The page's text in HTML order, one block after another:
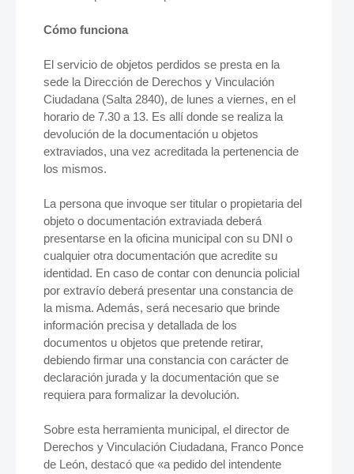
Cómo funciona
El servicio de objetos perdidos se presta en la
sede la Dirección de Derechos y Vinculación
Ciudadana (Salta 2840), de lunes a viernes, en el
horario de 7.30 a 13. Es allí donde se realiza la
devolución de la documentación u objetos
extraviados, una vez acreditada la pertenencia de
los mismos.
La persona que invoque ser titular o propietaria del
objeto o documentación extraviada deberá
presentarse en la oficina municipal con su DNI o
cualquier otra documentación que acredite su
identidad. En caso de contar con denuncia policial
por extravío deberá presentar una constancia de
la misma. Además, será necesario que brinde
información precisa y detallada de los
documentos u objetos que pretende retirar,
debiendo firmar una constancia con carácter de
declaración jurada y la documentación que se
requiera para formalizar la devolución.
Sobre esta herramienta municipal, el director de
Derechos y Vinculación Ciudadana, Franco Ponce
de León, destacó que «a pedido del intendente